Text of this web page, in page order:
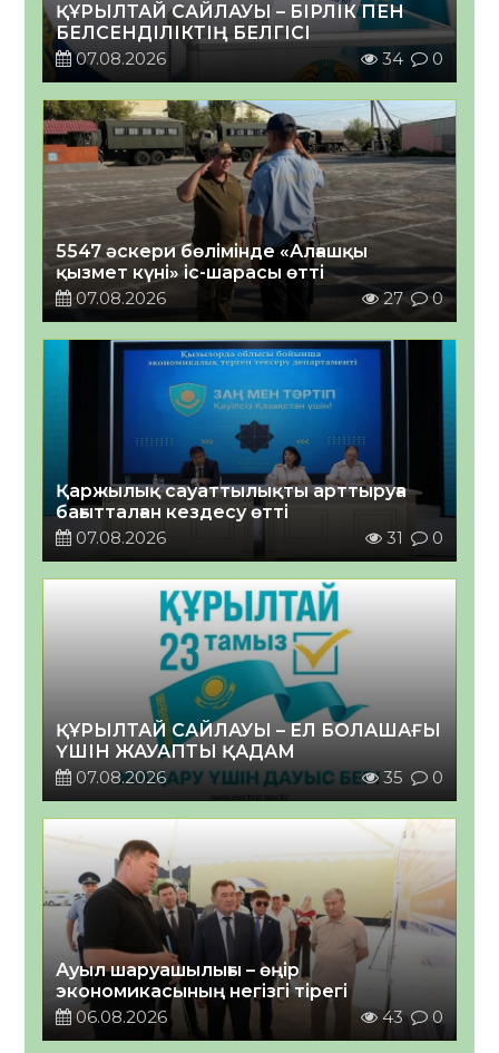
ҚҰРЫЛТАЙ САЙЛАУЫ – БІРЛІК ПЕН
БЕЛСЕНДІЛІКТІҢ БЕЛГІСІ
07.08.2026
34 0
5547 әскери бөлімінде «Алғашқы
қызмет күні» іс-шарасы өтті
07.08.2026
27 0
Қаржылық сауаттылықты арттыруға
бағытталған кездесу өтті
07.08.2026
31 0
ҚҰРЫЛТАЙ САЙЛАУЫ – ЕЛ БОЛАШАҒЫ
ҮШІН ЖАУАПТЫ ҚАДАМ
07.08.2026
35 0
Ауыл шаруашылығы – өңір
экономикасының негізгі тірегі
06.08.2026
43 0